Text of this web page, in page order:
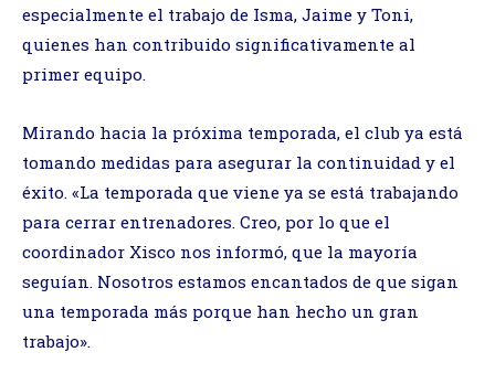
especialmente el trabajo de Isma, Jaime y Toni,
quienes han contribuido significativamente al
primer equipo.
Mirando hacia la próxima temporada, el club ya está
tomando medidas para asegurar la continuidad y el
éxito. «La temporada que viene ya se está trabajando
para cerrar entrenadores. Creo, por lo que el
coordinador Xisco nos informó, que la mayoría
seguían. Nosotros estamos encantados de que sigan
una temporada más porque han hecho un gran
trabajo».